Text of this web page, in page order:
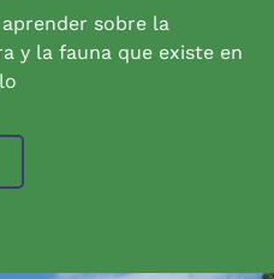
sobre la
y la fauna que existe en